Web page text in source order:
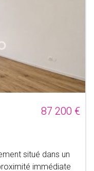
87 200 €
situé dans un
immédiate